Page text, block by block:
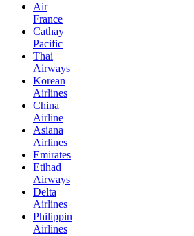
Air
France
Cathay
Pacific
Thai
Airways
Korean
Airlines
China
Airline
Asiana
Airlines
Emirates
Etihad
Airways
Delta
Airlines
Philippin
Airlines